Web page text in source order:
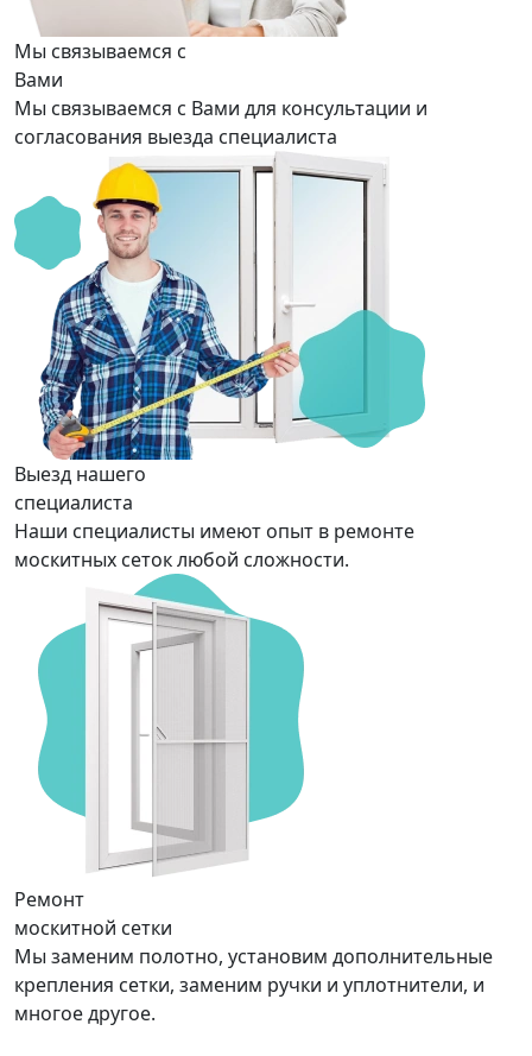
Мы связываемся с
Вами
Мы связываемся с Вами для консультации и
согласования выезда специалиста
Выезд нашего
специалиста
Наши специалисты имеют опыт в ремонте
москитных сеток любой сложности.
Ремонт
москитной сетки
Мы заменим полотно, установим дополнительные
крепления сетки, заменим ручки и уплотнители, и
многое другое.